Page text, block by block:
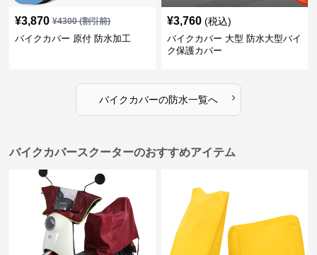
¥3,870 ¥4300(割引前)
バイクカバー 原付 防水加工
¥3,760 (税込)
バイクカバー 大型 防水大型バイ
ク保護カバー
バイクカバーの防水一覧へ ›
バイクカバースクーターのおすすめアイテム